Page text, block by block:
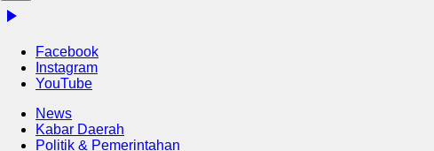
Facebook
Instagram
YouTube
News
Kabar Daerah
Politik & Pemerintahan